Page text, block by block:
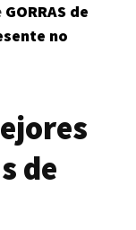
GORRAS de
no
de